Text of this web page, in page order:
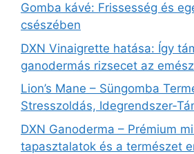
Gomba kávé: Frissesség és
csészében
DXN Vinaigrette hatása: Így
ganodermás rizsecet az
Lion’s Mane – Süngomba
Stresszoldás,
DXN Ganoderma – Prémium
tapasztalatok és a természet